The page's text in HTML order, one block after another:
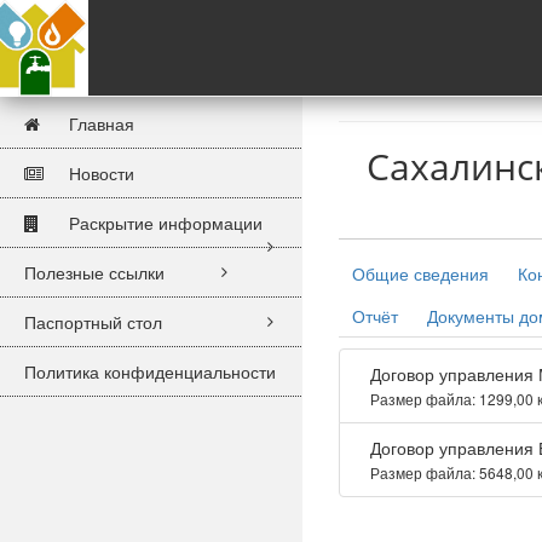
Главная
Новости
Раскрытие информации
Полезные ссылки
Паспортный стол
Политика конфиденциальности
Общие сведения
Отчёт
Документы
Договор
Размер файла: 1299,00
Договор
Размер файла: 5648,00